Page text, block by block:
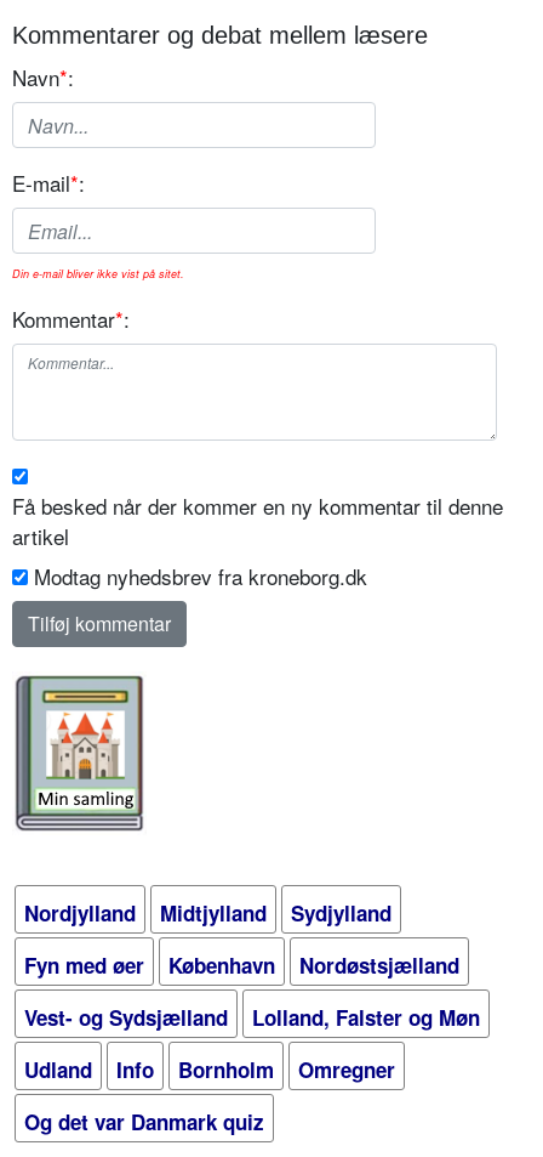
Kommentarer og debat mellem læsere
Navn*:
E-mail*:
Din e-mail bliver ikke vist på sitet.
Kommentar*:
Få besked når der kommer en ny kommentar til denne
artikel
Modtag nyhedsbrev fra kroneborg.dk
Nordjylland Midtjylland
Sydjylland
Fyn med øer
København
Nordøstsjælland
Vest- og Sydsjælland
Lolland, Falster og Møn
Udland
Info Bornholm
Omregner
Og det var Danmark quiz